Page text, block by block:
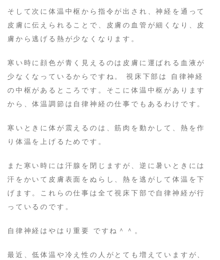
そして次に体温中枢から指令が出され、神経を通って
皮膚に伝えられることで、皮膚の血管が細くなり、皮
膚から逃げる熱が少なくなります。
寒い時に顔色が青く見えるのは皮膚に運ばれる血液が
少なくなっているからですね。 視床下部は 自律神経
の中枢があるところです。そこに体温中枢があります
から、体温調節は自律神経の仕事でもあるわけです。
寒いときに体が震えるのは、筋肉を動かして、熱を作
り体温を上げるためです。
また寒い時には汗腺を閉じますが、逆に暑いときには
汗をかいて皮膚表面をぬらし、熱を逃がして体温を下
げます。これらの仕事は全て視床下部で自律神経が行
っているのです。
自律神経はやはり重要 ですね＾＾。
最近、低体温や冷え性の人がとても増えていますが、